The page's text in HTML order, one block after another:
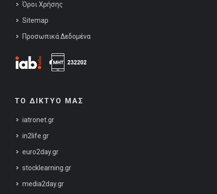
Όροι Χρήσης
Sitemap
Προσωπικά Δεδομένα
ΤΟ ΔΙΚΤΥΟ ΜΑΣ
iatronet.gr
in2life.gr
euro2day.gr
stocklearning.gr
media2day.gr